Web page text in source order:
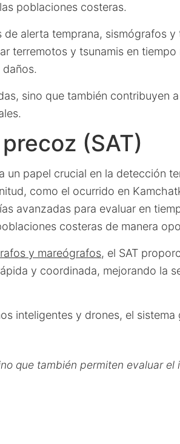
poblaciones costeras.
de alerta temprana, sismógrafos
terremotos y tsunamis en tiempo
sino que también contribuyen
(SAT)
un papel crucial en la detección
como el ocurrido en
avanzadas para evaluar en
costeras de manera
y mareógrafos, el SAT
y coordinada, mejorando la
inteligentes y drones, el sistema
que también permiten evaluar el